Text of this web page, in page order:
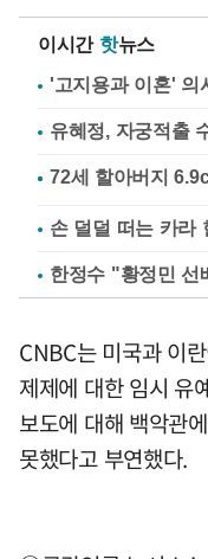
이시간 핫뉴스
'고지용과 이혼' 의
유혜정, 자궁적출
손 덜덜 떠는 카라
한정수 "황정민
CNBC는 미국과 이
제제에 대한 임시 유
보도에 대해 백악관
못했다고 부연했다.